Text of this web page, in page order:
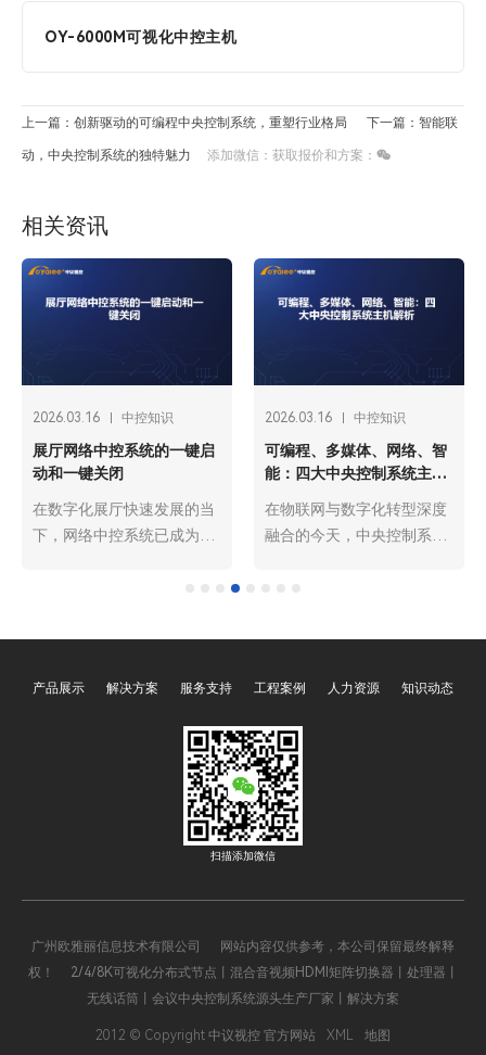
OY-6000M可视化中控主机
上一篇：创新驱动的可编程中央控制系统，重塑行业格局 下一篇：智能联
动，中央控制系统的独特魅力 添加微信：获取报价和方案：
相关资讯
2026.03.16 中控知识
展厅网络中控系统的一键启
动和一键关闭
在数字化展厅快速发展的当
下，网络中控系统已成为展
日常运营的全流程。这两项
动，将分散的声、光、电设
决了传统展厅设备操作繁
琐、效率低下的痛点，既保
障了展示效果的统一性，又
降低了运营管理成本，成为
现代展厅不可或缺的核心功
2026.03.16 中控知识
可编程、多媒体、网络、智
能：四大中央控制系统主机
在物联网与数字化转型深度
融合的今天，中央控制系统
场景智能联动的关键职责。
络、智能四大类型的中央控
技术特性与功能优势，覆盖
了从家庭、办公到工业、文
旅等全场景，成为推动智能
化升级的核心支撑。四大主
机既相互关联、可协同运
不同场景的核心需求，以下
用逻辑。
产品展示 解决方案 服务支持 工程案例 人力资源 知识动态
扫描添加微信
广州欧雅丽信息技术有限公司 网站内容仅供参考，本公司保留最终解释
权！ 2/4/8K可视化分布式节点丨混合音视频HDMI矩阵切换器丨处理器丨
无线话筒丨会议中央控制系统源头生产厂家丨解决方案
2012 © Copyright 中议视控 官方网站 XML
地图